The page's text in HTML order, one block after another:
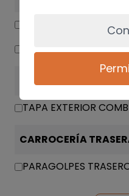
NO IDENTIFICADO
CARROCERÍA
TAPA EXTERIOR
CARROCERÍA
PARAGOLPES